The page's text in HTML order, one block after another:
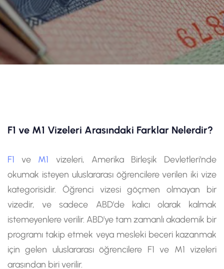
F1 ve M1 Vizeleri Arasındaki Farklar Nelerdir?
F1 ve M1 vizeleri, Amerika Birleşik Devletleri'nde
okumak isteyen uluslararası öğrencilere verilen iki vize
kategorisidir. Öğrenci vizesi göçmen olmayan bir
vizedir, ve sadece ABD'de kalıcı olarak kalmak
istemeyenlere verilir. ABD'ye tam zamanlı akademik bir
programı takip etmek veya mesleki beceri kazanmak
için gelen uluslararası öğrencilere F1 ve M1 vizeleri
arasından biri verilir.